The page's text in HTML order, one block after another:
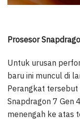
Prosesor
Untuk urusan
baru ini muncul di
Perangkat tersebut
Snapdragon 7 Gen
menengah ke atas